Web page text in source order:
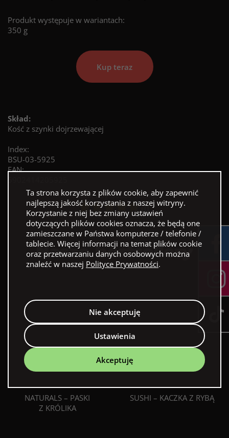
Produkt występuje w wariantach:
350 g
Kup teraz
Skład:
Kość z szynki dojrzewającej
Index:
BSU-03-5925
EAN:
Kliknij aby dodać ocenę!
Nasze bestsellery
NATURALS – PASKI
Z KRÓLIKA
SUSHI – KACZKA Z RYBĄ
Ta strona korzysta z plików cookie, aby zapewnić
najlepszą jakość korzystania z naszej witryny.
Korzystanie z niej bez zmiany ustawień
dotyczących plików cookies oznacza, że będą one
zamieszczane w Państwa komputerze / telefonie /
tablecie. Więcej informacji na temat plików cookie
oraz przetwarzaniu danych osobowych można
znaleźć w naszej Polityce Prywatności.
Akceptuję
Nie akceptuję
Ustawienia